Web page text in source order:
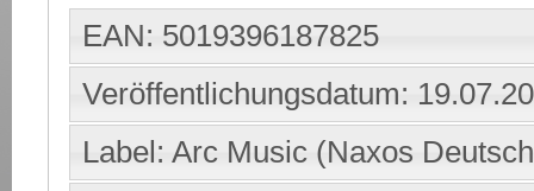
EAN: 5019396187825
Veröffentlichungsdatum:
Label: Arc Music (Naxos